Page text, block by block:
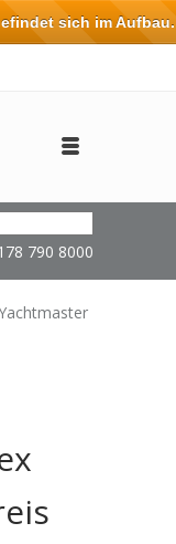
790 8000
sich im Aufbau.
oder erfüllt